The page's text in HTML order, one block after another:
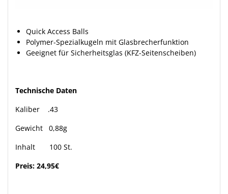
Quick Access Balls
Polymer-Spezialkugeln mit Glasbrecherfunktion
Geeignet für Sicherheitsglas (KFZ-Seitenscheiben)
Technische Daten
Kaliber .43
Gewicht 0,88g
Inhalt 100 St.
Preis: 24,95€